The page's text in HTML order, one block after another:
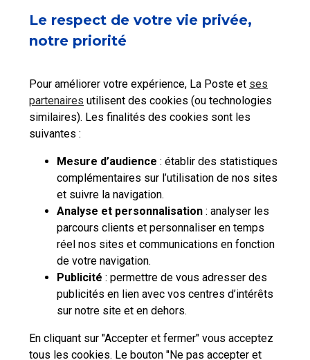
Le respect de votre vie privée,
notre priorité
Pour améliorer votre expérience, La Poste et ses
partenaires utilisent des cookies (ou technologies
similaires). Les finalités des cookies sont les
suivantes :
Mesure d’audience : établir des statistiques
complémentaires sur l’utilisation de nos sites
et suivre la navigation.
Analyse et personnalisation : analyser les
parcours clients et personnaliser en temps
réel nos sites et communications en fonction
de votre navigation.
Publicité : permettre de vous adresser des
publicités en lien avec vos centres d’intérêts
sur notre site et en dehors.
En cliquant sur "Accepter et fermer" vous acceptez
tous les cookies. Le bouton "Ne pas accepter et